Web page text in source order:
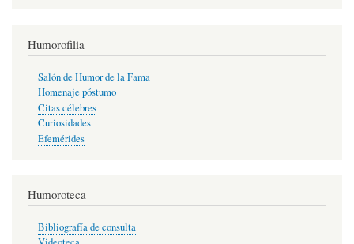
Humorofilia
Salón de Humor de la Fama
Homenaje póstumo
Citas célebres
Curiosidades
Efemérides
Humoroteca
Bibliografía de consulta